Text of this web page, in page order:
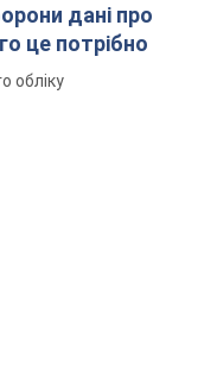
дані про
це потрібно
обліку